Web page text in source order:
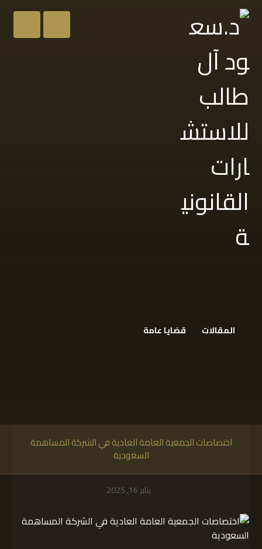
المقالات قضايا عامة
اختصاصات الجمعية العامة العادية في الشركة المساهمة
السعودية
يناير 16, 2025